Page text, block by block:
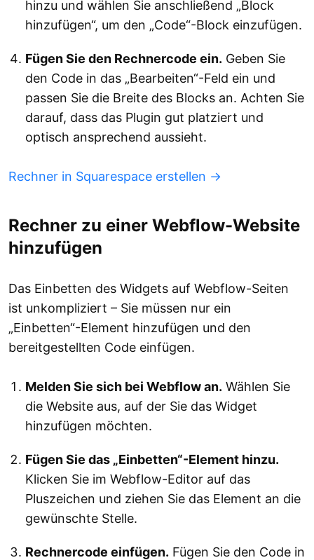
hinzu und wählen Sie anschließend „Block
hinzufügen“, um den „Code“-Block einzufügen.
Fügen Sie den Rechnercode ein. Geben Sie
den Code in das „Bearbeiten“-Feld ein und
passen Sie die Breite des Blocks an. Achten Sie
darauf, dass das Plugin gut platziert und
optisch ansprechend aussieht.
Rechner in Squarespace erstellen →
Rechner zu einer Webflow-Website
hinzufügen
Das Einbetten des Widgets auf Webflow-Seiten
ist unkompliziert – Sie müssen nur ein
„Einbetten“-Element hinzufügen und den
bereitgestellten Code einfügen.
Melden Sie sich bei Webflow an. Wählen Sie
die Website aus, auf der Sie das Widget
hinzufügen möchten.
Fügen Sie das „Einbetten“-Element hinzu.
Klicken Sie im Webflow-Editor auf das
Pluszeichen und ziehen Sie das Element an die
gewünschte Stelle.
Rechnercode einfügen. Fügen Sie den Code in